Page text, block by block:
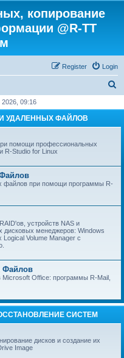
копирование
@R-TT
Login
Register
r
09:16
УДАЛЕННЫХ ФАЙЛОВ
помощи профессиональных
R-Studio for Linux
файлов при помощи программы R-
устройств NAS и
дисковых менеджеров: Windows
Volume Manager с
Файлов
Office: программы R-Mail,
СИСТЕМ
дисков и создание их
Image